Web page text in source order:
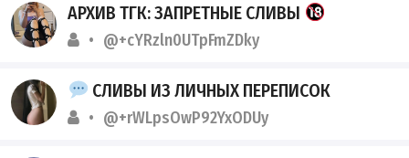
АРХИВ ТГК: ЗАПРЕТНЫЕ СЛИВЫ
@+cYRzln0UTpFmZDky
СЛИВЫ ИЗ ЛИЧНЫХ ПЕРЕПИСОК
@+rWLpsOwP92YxODUy